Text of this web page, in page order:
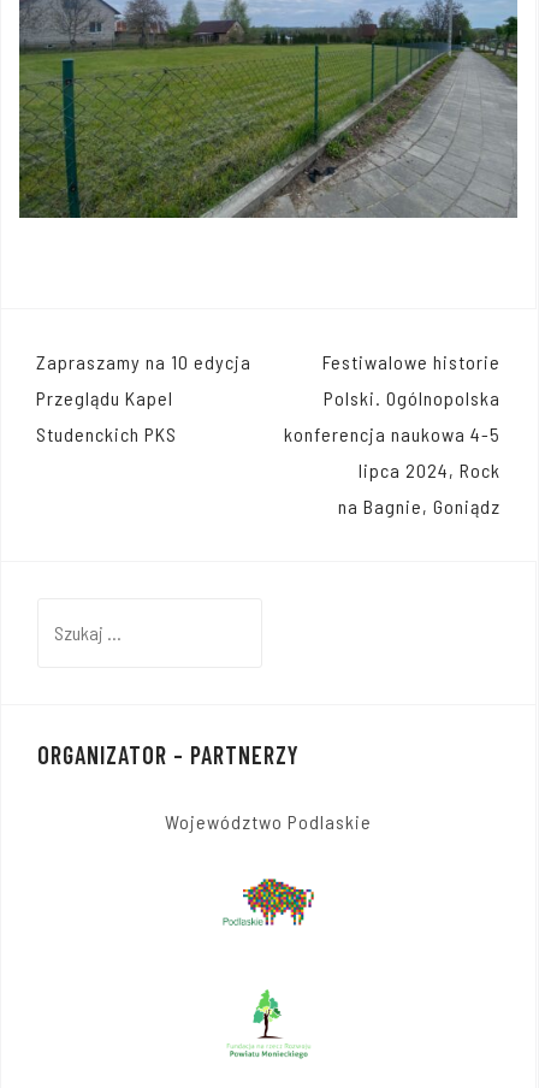
Nawigacja
wpisu
Zapraszamy na 10 edycja
Przeglądu Kapel
Studenckich PKS
Festiwalowe historie
Polski. Ogólnopolska
konferencja naukowa 4-5
lipca 2024, Rock
na Bagnie, Goniądz
ORGANIZATOR – PARTNERZY
Województwo Podlaskie